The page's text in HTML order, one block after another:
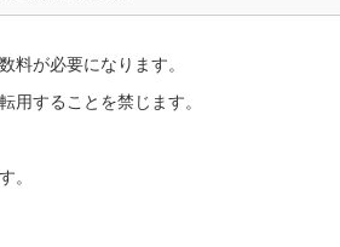
が必要になります。
することを禁じます。
。